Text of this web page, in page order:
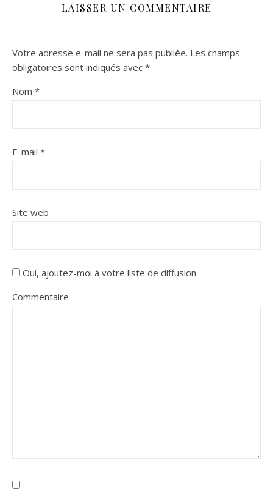
LAISSER UN COMMENTAIRE
Votre adresse e-mail ne sera pas publiée. Les champs
obligatoires sont indiqués avec *
Nom *
E-mail *
Site web
Oui, ajoutez-moi à votre liste de diffusion
Commentaire